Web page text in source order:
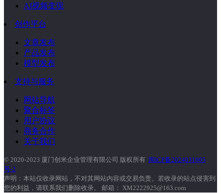
AI视频变现
创作平台
文章发布
产品发布
模型发布
支持与服务
网站导航
聚合标签
用户协议
商务合作
关于我们
© 2020-2023 厦门创米企业管理有限公司 版权所有 闽ICP备2024031605
号-2
声明：本站仅收录网站，不对其网站内容或交易负责。若收录的站点侵害到
您的利益，请联系我们删除收录。 邮箱： XM2222925@163.com